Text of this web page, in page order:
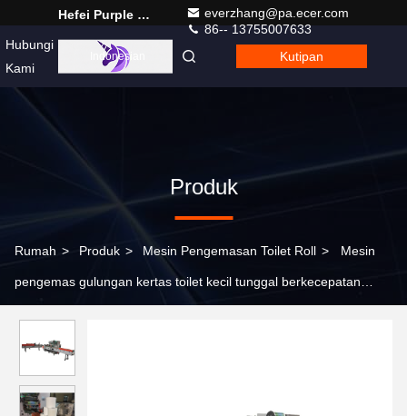
Hefei Purple Horn E-Commerce Co., Ltd.
everzhang@pa.ecer.com
86-- 13755007633
Hubungi
Kami
Indonesian Kutipan
Produk
Rumah > Produk > Mesin Pengemasan Toilet Roll > Mesin
pengemas gulungan kertas toilet kecil tunggal berkecepatan